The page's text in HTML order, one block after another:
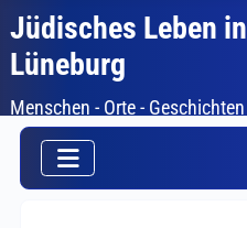
Jüdisches Leben in
Lüneburg
Menschen - Orte - Geschichten